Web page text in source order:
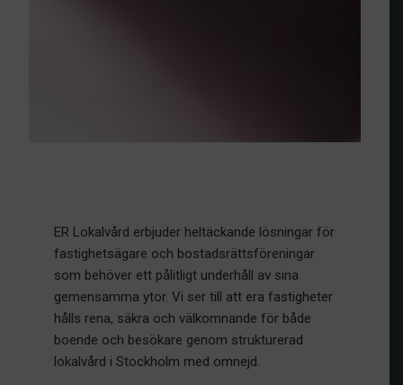
ER Lokalvård erbjuder heltäckande lösningar för
fastighetsägare och bostadsrättsföreningar
som behöver ett pålitligt underhåll av sina
gemensamma ytor. Vi ser till att era fastigheter
hålls rena, säkra och välkomnande för både
boende och besökare genom strukturerad
lokalvård i Stockholm med omnejd.